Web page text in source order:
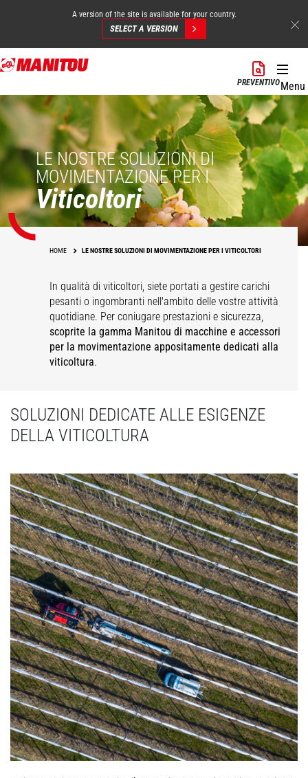
Salta
al
principale
A version of the site is available for your country.
SELECT A VERSION
PREVENTIVOMenu
LE NOSTRE SOLUZIONI DI
MOVIMENTAZIONE PER I
Viticoltori
HOME LE NOSTRE SOLUZIONI DI MOVIMENTAZIONE PER I VITICOLTORI
In qualità di viticoltori, siete portati a gestire carichi
pesanti o ingombranti nell'ambito delle vostre attività
quotidiane. Per coniugare prestazioni e sicurezza,
scoprite la gamma Manitou di macchine e accessori
per la movimentazione appositamente dedicati alla
viticoltura.
SOLUZIONI DEDICATE ALLE ESIGENZE
DELLA VITICOLTURA